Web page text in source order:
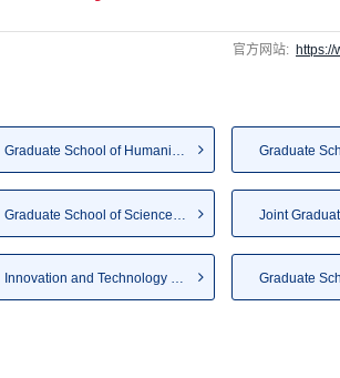
官方网站: https://
Graduate School of Humanities...
Innovation and Technology Man...